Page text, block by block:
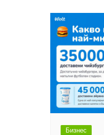
Бизнес